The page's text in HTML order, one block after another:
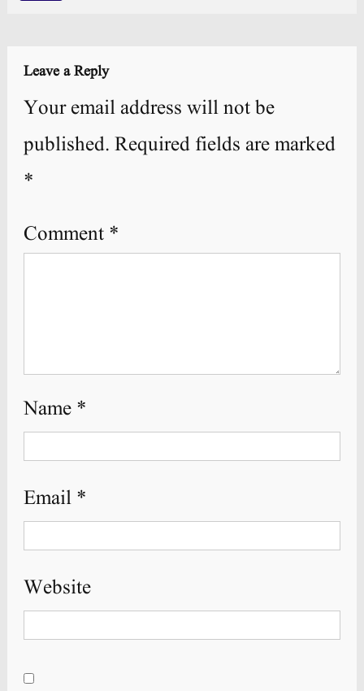
Leave a Reply
Your email address will not be
published. Required fields are marked
*
Comment *
Name *
Email *
Website